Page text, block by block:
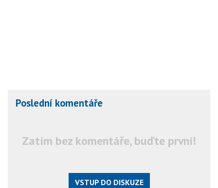
Poslední komentáře
Zatím bez komentáře, buďte první!
VSTUP DO DISKUZE